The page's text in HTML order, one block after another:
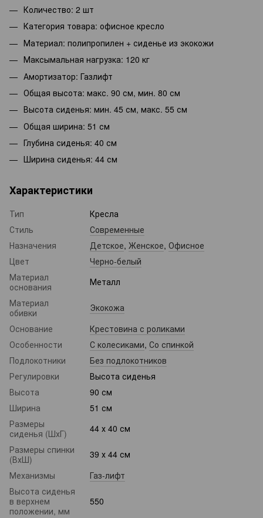
Количество: 2 шт
Категория товара: офисное кресло
Материал: полипропилен + сиденье из экокожи
Максымальная нагрузка: 120 кг
Амортизатор: Газлифт
Общая высота: макс. 90 см, мин. 80 см
Высота сиденья: мин. 45 см, макс. 55 см
Общая ширина: 51 см
Глубина сиденья: 40 см
Ширина сиденья: 44 см
Характеристики
Тип
Кресла
Стиль
Современные
Назначения
Детское, Женское, Офисное
Цвет
Черно-белый
Материал
основания
Металл
Материал
обивки
Экокожа
Основание
Крестовина с роликами
Особенности
С колесиками, Со спинкой
Подлокотники
Без подлокотников
Регулировки
Высота сиденья
Высота
90 см
Ширина
51 см
Размеры
сиденья (ШхГ)
44 х 40 см
Размеры спинки
(ВхШ)
39 х 44 см
Механизмы
Газ-лифт
Высота сиденья
в верхнем
положении, мм
550